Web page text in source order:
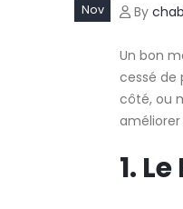
Nov By
Un bon
cessé de
côté, ou
1.